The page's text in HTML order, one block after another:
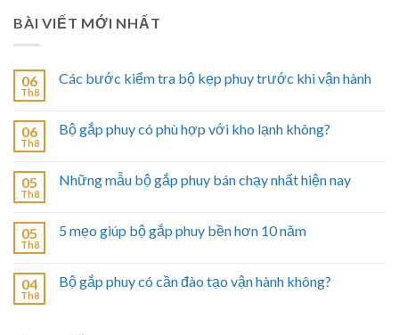
BÀI VIẾT MỚI NHẤT
06
Th8
Các bước kiểm tra bộ kẹp phuy trước khi vận hành
06
Th8
Bộ gắp phuy có phù hợp với kho lạnh không?
05
Th8
Những mẫu bộ gắp phuy bán chạy nhất hiện nay
05
Th8
5 mẹo giúp bộ gắp phuy bền hơn 10 năm
04
Th8
Bộ gắp phuy có cần đào tạo vận hành không?